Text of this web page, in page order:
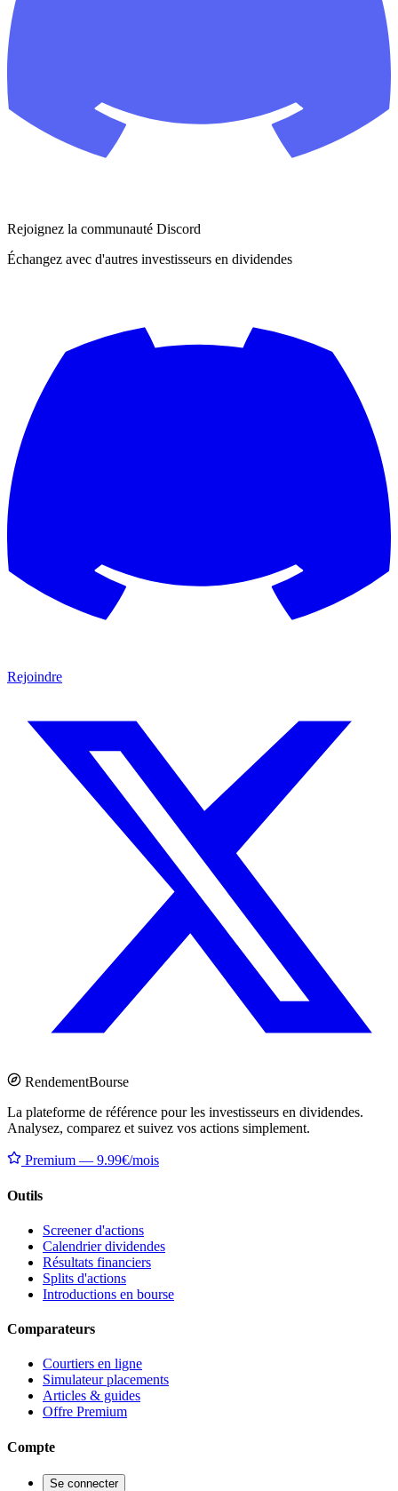
Rejoignez la communauté Discord
Échangez avec d'autres investisseurs en dividendes
Rejoindre
RendementBourse
La plateforme de référence pour les investisseurs en dividendes.
Analysez, comparez et suivez vos actions simplement.
Premium — 9.99€/mois
Outils
Screener d'actions
Calendrier dividendes
Résultats financiers
Splits d'actions
Introductions en bourse
Comparateurs
Courtiers en ligne
Simulateur placements
Articles & guides
Offre Premium
Compte
Se connecter